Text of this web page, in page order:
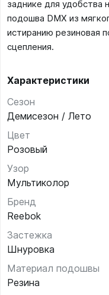
заднике для удобства
подошва DMX из
истиранию резиновая
сцепления.
Характеристики
Сезон
Демисезон / Лето
Цвет
Розовый
Узор
Мультиколор
Бренд
Reebok
Застежка
Шнуровка
Материал подошвы
Резина